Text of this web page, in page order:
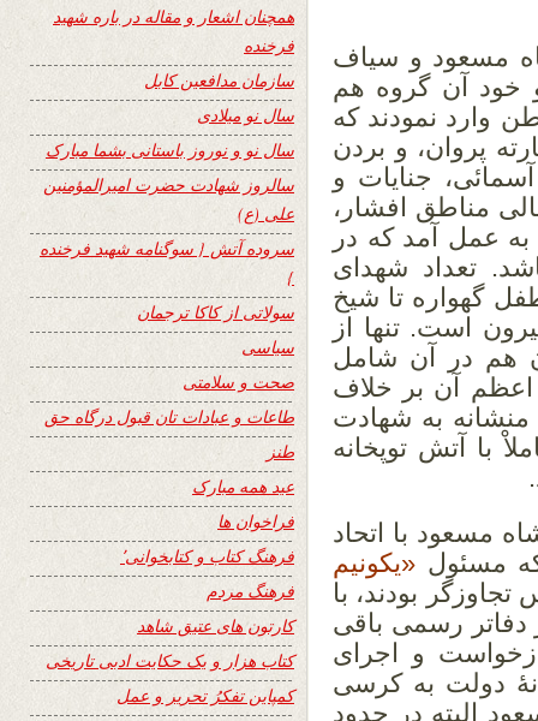
مسعود و سیاف
آن گروه هم
وارد نمودند که
پروان، و بردن
جنایات و
مناطق افشار،
به عمل آمد که در
تعداد شهدای
از طفل گهواره تا شیخ
است. تنها از
هم در آن شامل
اعظم آن بر خلاف
منشانه به شهادت
با آتش توپخانه
مسعود با اتحاد
مسئول «یکونیم
بودند، با
دفاتر رسمی باقی
و اجرای
دولت به کرسی
البته در حدود
همچنان اشعار و مقاله در باره شهید
فرخنده
سازمان مدافعین کابل
سال نو میلادی
سال نو و نوروز باستانی بشما مبارک
سالروز شهادت حضرت امیرالمؤمنین
علی (ع)
سروده آتش { سوگنامه شهید فرخنده
}
سولاتی از کاکا ترجمان
سیاسی
صحت و سلامتی
طاعات و عبادات تان قبول درگاه حق
طنز
عید همه مبارک
فراخوان ها
فرهنگ کتاب و کتابخوانی٬
فرهنگ مردم
کارتون های عتیق شاهد
کتاب هزار و یک حکایت ادبی تاریخی
کمپاین تفکرُ تحریر و عمل